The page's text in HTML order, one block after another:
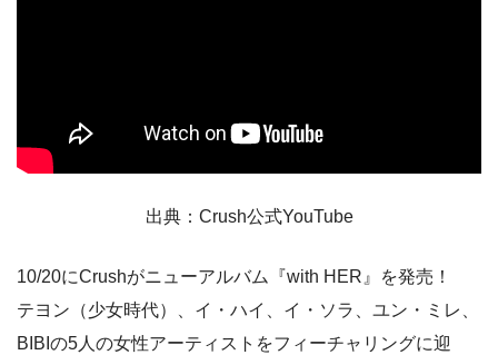
出典：Crush公式YouTube
10/20にCrushがニューアルバム『with HER』を発売！
テヨン（少女時代）、イ・ハイ、イ・ソラ、ユン・ミレ、
BIBIの5人の女性アーティストをフィーチャリングに迎